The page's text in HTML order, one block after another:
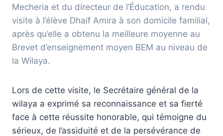
Mecheria et du directeur de l’Éducation, a rendu
visite à l’élève Dhaif Amira à son domicile familial,
après qu’elle a obtenu la meilleure moyenne au
Brevet d’enseignement moyen BEM au niveau de
la Wilaya.
Lors de cette visite, le Secrétaire général de la
wilaya a exprimé sa reconnaissance et sa fierté
face à cette réussite honorable, qui témoigne du
sérieux, de l’assiduité et de la persévérance de